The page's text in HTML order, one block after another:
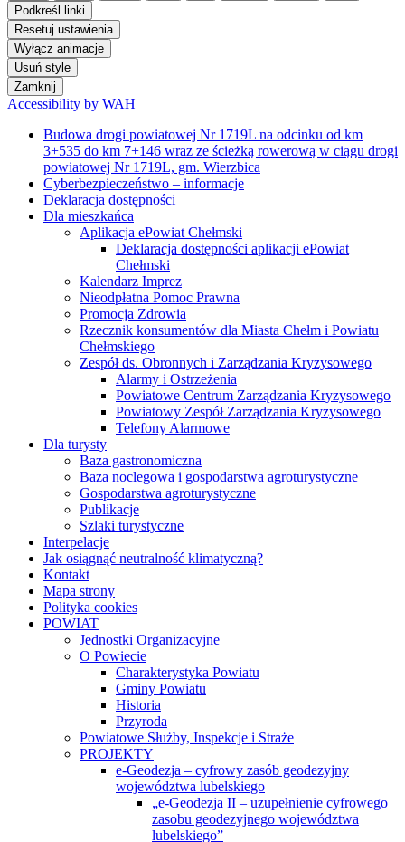
Podkreśl linki
Resetuj ustawienia
Wyłącz animacje
Usuń style
Zamknij
Accessibility by WAH
Budowa drogi powiatowej Nr 1719L na odcinku od km
3+535 do km 7+146 wraz ze ścieżką rowerową w ciągu drogi
powiatowej Nr 1719L, gm. Wierzbica
Cyberbezpieczeństwo – informacje
Deklaracja dostępności
Dla mieszkańca
Aplikacja ePowiat Chełmski
Deklaracja dostępności aplikacji ePowiat
Chełmski
Kalendarz Imprez
Nieodpłatna Pomoc Prawna
Promocja Zdrowia
Rzecznik konsumentów dla Miasta Chełm i Powiatu
Chełmskiego
Zespół ds. Obronnych i Zarządzania Kryzysowego
Alarmy i Ostrzeżenia
Powiatowe Centrum Zarządzania Kryzysowego
Powiatowy Zespół Zarządzania Kryzysowego
Telefony Alarmowe
Dla turysty
Baza gastronomiczna
Baza noclegowa i gospodarstwa agroturystyczne
Gospodarstwa agroturystyczne
Publikacje
Szlaki turystyczne
Interpelacje
Jak osiągnąć neutralność klimatyczną?
Kontakt
Mapa strony
Polityka cookies
POWIAT
Jednostki Organizacyjne
O Powiecie
Charakterystyka Powiatu
Gminy Powiatu
Historia
Przyroda
Powiatowe Służby, Inspekcje i Straże
PROJEKTY
e-Geodezja – cyfrowy zasób geodezyjny
województwa lubelskiego
„e-Geodezja II – uzupełnienie cyfrowego
zasobu geodezyjnego województwa
lubelskiego”